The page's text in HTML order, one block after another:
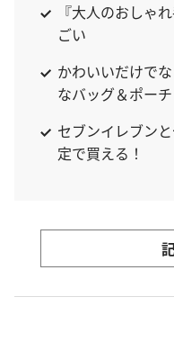
『大人のおしゃ
ごい
かわいいだけで
なバッグ＆ポーチ
セブンイレブン
定で買える！